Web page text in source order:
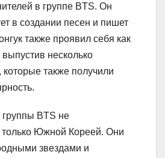
в группе BTS. Он
в создании песен и пишет
также проявил себя как
несколько
которые также получили
группы BTS не
только Южной Кореей. Они
звездами и